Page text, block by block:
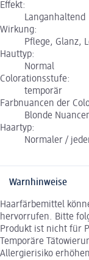
Effekt:
Langanhaltend
Wirkung:
Pflege, Glanz,
Hauttyp:
Normal
Colorationsstufe:
temporär
Farbnuancen der
Blonde
Haartyp:
Normaler /
Warnhinweise
Haarfärbemittel
hervorrufen. Bitte
Produkt ist nicht für
Temporäre
Allergierisiko